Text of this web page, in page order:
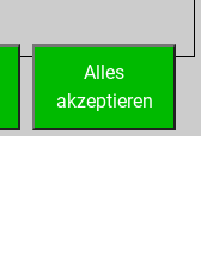
Alles
akzeptieren